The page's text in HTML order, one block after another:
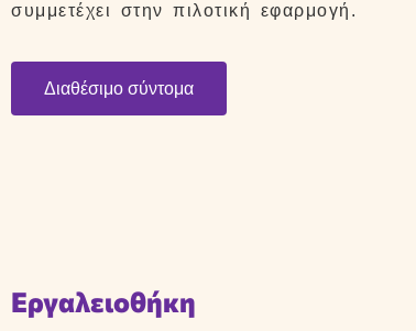
συμμετέχει στην πιλοτική εφαρμογή.
Διαθέσιμο σύντομα
Εργαλειοθήκη